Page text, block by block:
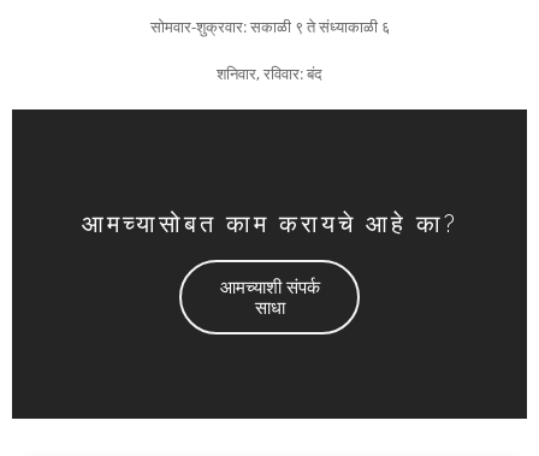
सोमवार-शुक्रवार: सकाळी ९ ते संध्याकाळी ६
शनिवार, रविवार: बंद
आमच्यासोबत काम करायचे आहे का?
आमच्याशी संपर्क
साधा